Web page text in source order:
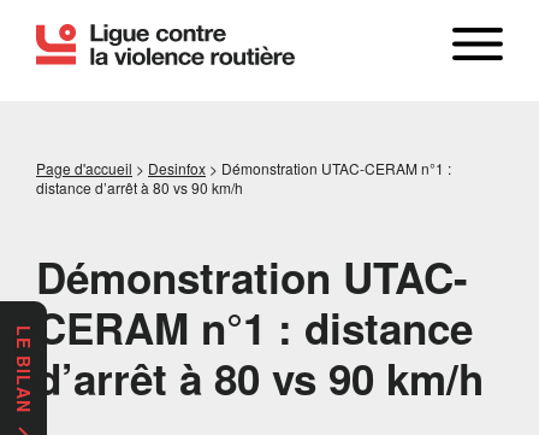
Page d'accueil > Desinfox > Démonstration UTAC-CERAM n°1 :
distance d’arrêt à 80 vs 90 km/h
Démonstration UTAC-
CERAM n°1 : distance
d’arrêt à 80 vs 90 km/h
LE BILAN